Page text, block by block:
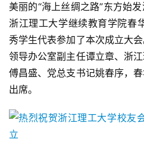
美丽的“海上丝绸之路”东方始
浙江理工大学继续教育学院春
秀学生代表参加了本次成立大
领导办公室副主任谭立章、浙
傅昌盛、党总支书记姚春序，
出席。